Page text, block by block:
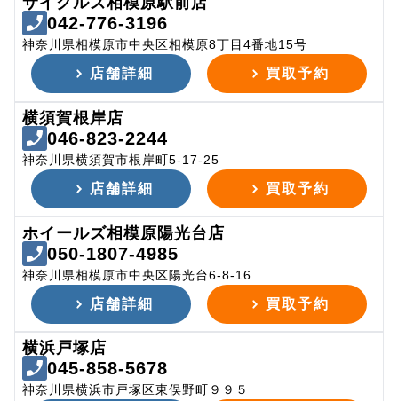
042-776-3196
神奈川県相模原市中央区相模原8丁目4番地15号
店舗詳細 買取予約
横須賀根岸店
046-823-2244
神奈川県横須賀市根岸町5-17-25
店舗詳細 買取予約
ホイールズ相模原陽光台店
050-1807-4985
神奈川県相模原市中央区陽光台6-8-16
店舗詳細 買取予約
横浜戸塚店
045-858-5678
神奈川県横浜市戸塚区東俣野町９９５